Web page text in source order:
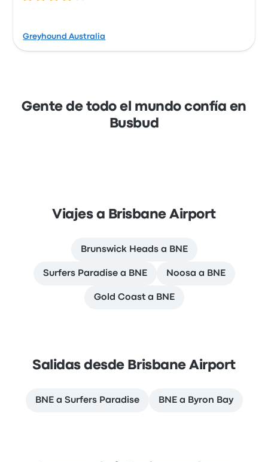
Greyhound Australia
Gente de todo el mundo confía en
Busbud
Viajes a Brisbane Airport
Brunswick Heads a BNE
Surfers Paradise a BNE Noosa a BNE
Gold Coast a BNE
Salidas desde Brisbane Airport
BNE a Surfers Paradise BNE a Byron Bay